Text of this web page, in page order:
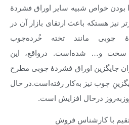
خواص شبیه سایر اوراق فشردهٔ
نیز هستکه باعث ارتقای بازار آن در
چوبی مانند تخته خُرده‌چوب
سخت و… شده‌است. درواقع، این
جایگزین اوراق فشردهٔ چوبی مطرح
چوب نیز به‌کار رفته‌است.در حال
درحال افزایش است.
با کارشناس فروش